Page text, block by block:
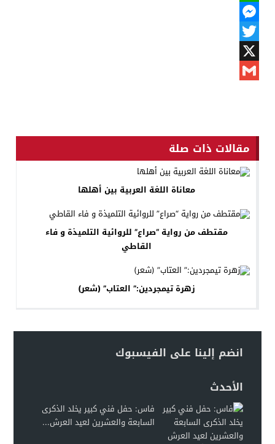
WhatsApp
Messenger
Twitter
X
مقالات ذات صلة
معاناة اللغة العربية بين أهلها
مقتطف من رواية “صراع” للروائية التلميذة و فاء
القاطي
زهرة تيمجردين:” العتاب” (شعر)
انضم إلينا على الفيسبوك
الأحدث
فاس: حفل فني كبير يخلد الذكرى
السابعة والعشرين لعيد العرش...